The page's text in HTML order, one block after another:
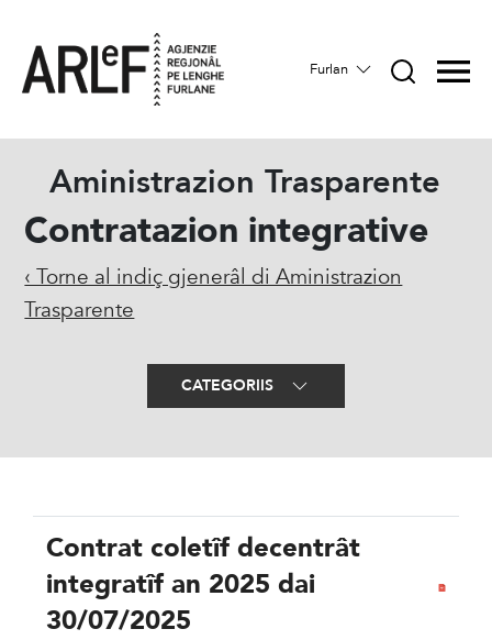
Furlan
Aministrazion Trasparente
Contratazion integrative
‹ Torne al indiç gjenerâl di Aministrazion
Trasparente
CATEGORIIS
Contrat coletîf decentrât
integratîf an 2025 dai
30/07/2025